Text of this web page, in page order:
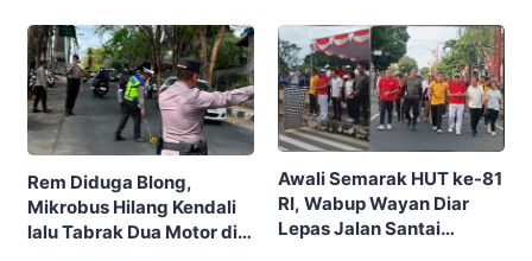
Ulang
Rem Diduga Blong,
Mikrobus Hilang Kendali
lalu Tabrak Dua Motor di
Awali Semarak HUT ke-81
RI, Wabup Wayan Diar
Lepas Jalan Santai